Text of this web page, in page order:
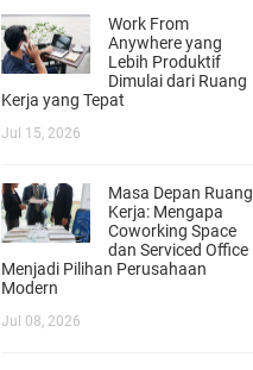
Work From
Anywhere yang
Lebih Produktif
Dimulai dari Ruang
Kerja yang Tepat
Jul 15, 2026
Masa Depan Ruang
Kerja: Mengapa
Coworking Space
dan Serviced Office
Menjadi Pilihan Perusahaan
Modern
Jul 08, 2026